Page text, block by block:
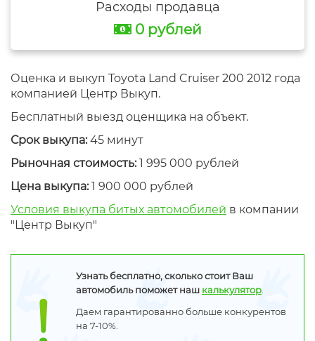
Расходы продавца
0 рублей
Оценка и выкуп Toyota Land Cruiser 200 2012 года
компанией Центр Выкуп.
Бесплатный выезд оценщика на объект.
Срок выкупа:45 минут
Рыночная стоимость:1 995 000 рублей
Цена выкупа:1 900 000 рублей
Условия выкупа битых автомобилей в компании
"Центр Выкуп"
Узнать бесплатно, сколько стоит Ваш
автомобиль поможет наш калькулятор
Даем гарантированно больше конкурентов
на 7-10%.